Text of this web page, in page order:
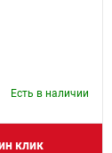
Есть в наличии
клик